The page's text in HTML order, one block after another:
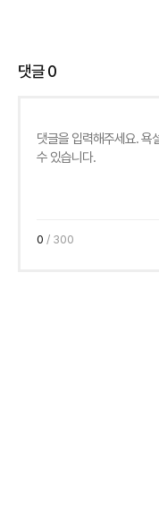
댓글0
0 / 300